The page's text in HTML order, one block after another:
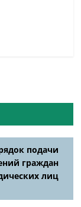
подачи
граждан
лиц